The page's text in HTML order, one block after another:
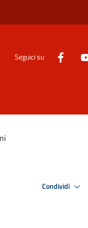
Seguici su
Condividi